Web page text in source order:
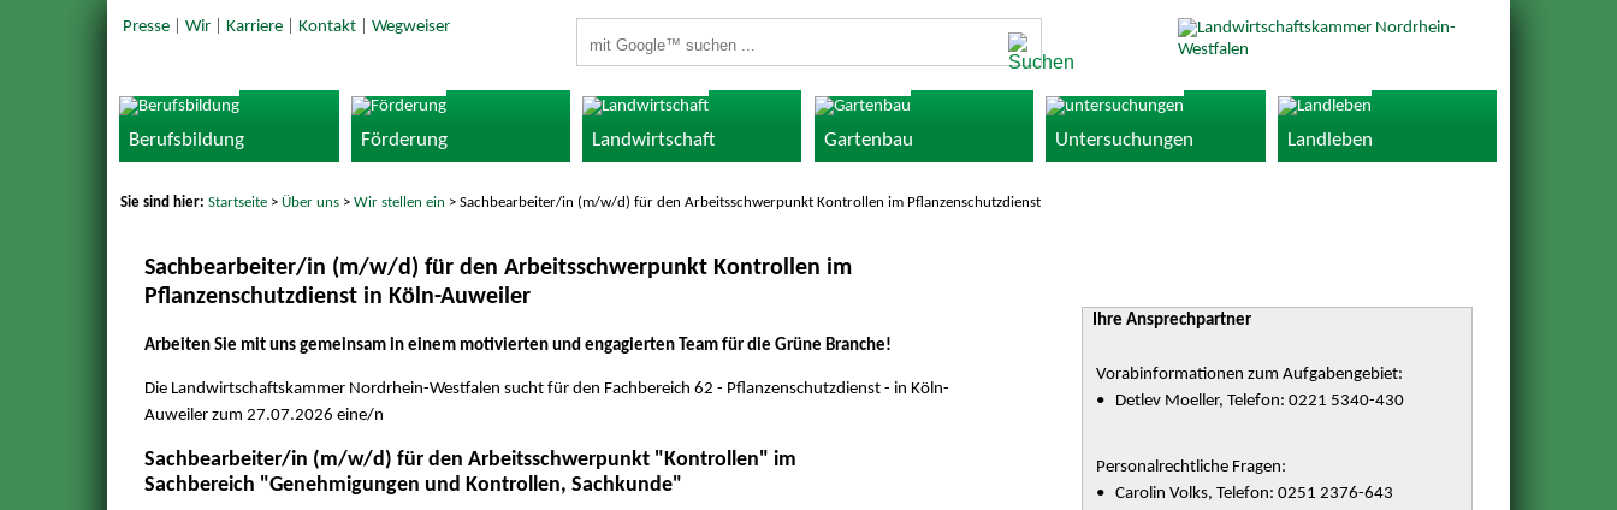
Presse| Wir| Karriere| Kontakt| Wegweiser
Berufsbildung Förderung Landwirtschaft Gartenbau Untersuchungen Landleben
Sie sind hier:Startseite >Über uns >Wir stellen ein > Sachbearbeiter/in (m/w/d) für den Arbeitsschwerpunkt Kontrollen im Pflanzenschutzdienst
Sachbearbeiter/in (m/w/d) für den Arbeitsschwerpunkt Kontrollen im
Pflanzenschutzdienst in Köln-Auweiler
Arbeiten Sie mit uns gemeinsam in einem motivierten und engagierten Team für die Grüne Branche!
Die Landwirtschaftskammer Nordrhein-Westfalen sucht für den Fachbereich 62 - Pflanzenschutzdienst - in Köln-
Auweiler zum 27.07.2026 eine/n
Sachbearbeiter/in (m/w/d) für den Arbeitsschwerpunkt "Kontrollen" im
Sachbereich "Genehmigungen und Kontrollen, Sachkunde"
Ihre Ansprechpartner
Vorabinformationen zum Aufgabengebiet:
• Detlev Moeller, Telefon: 0221 5340-430
Personalrechtliche Fragen:
• Carolin Volks, Telefon: 0251 2376-643